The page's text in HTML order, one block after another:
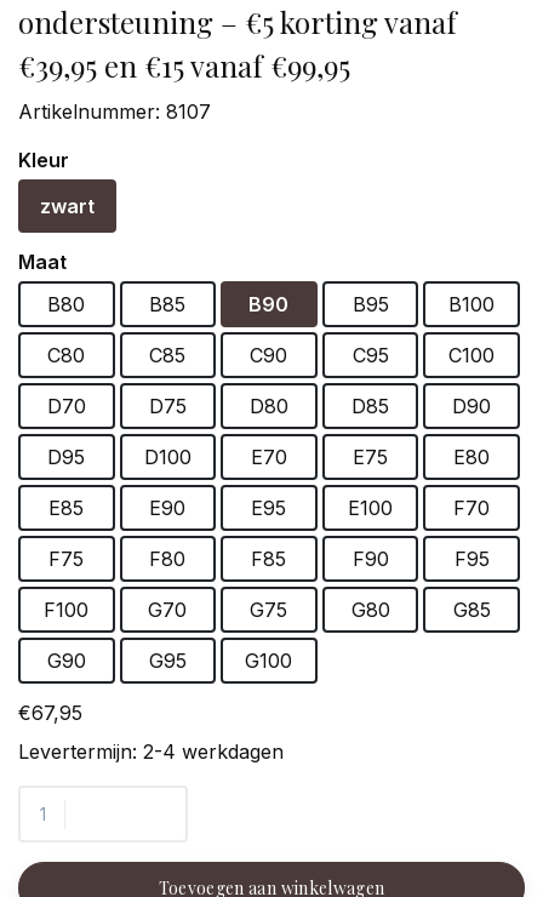
ondersteuning – €5 korting vanaf
€39,95 en €15 vanaf €99,95
Artikelnummer: 8107
Kleur
zwart
Maat
B80
B85 B90 B95 B100
C80 C85 C90 C95 C100
D70 D75 D80 D85 D90
D95 D100 E70 E75 E80
E85 E90 E95 E100 F70
F75 F80 F85 F90 F95
F100 G70 G75 G80 G85
G90 G95 G100
€67,95
Levertermijn: 2-4 werkdagen
Toevoegen aan winkelwagen